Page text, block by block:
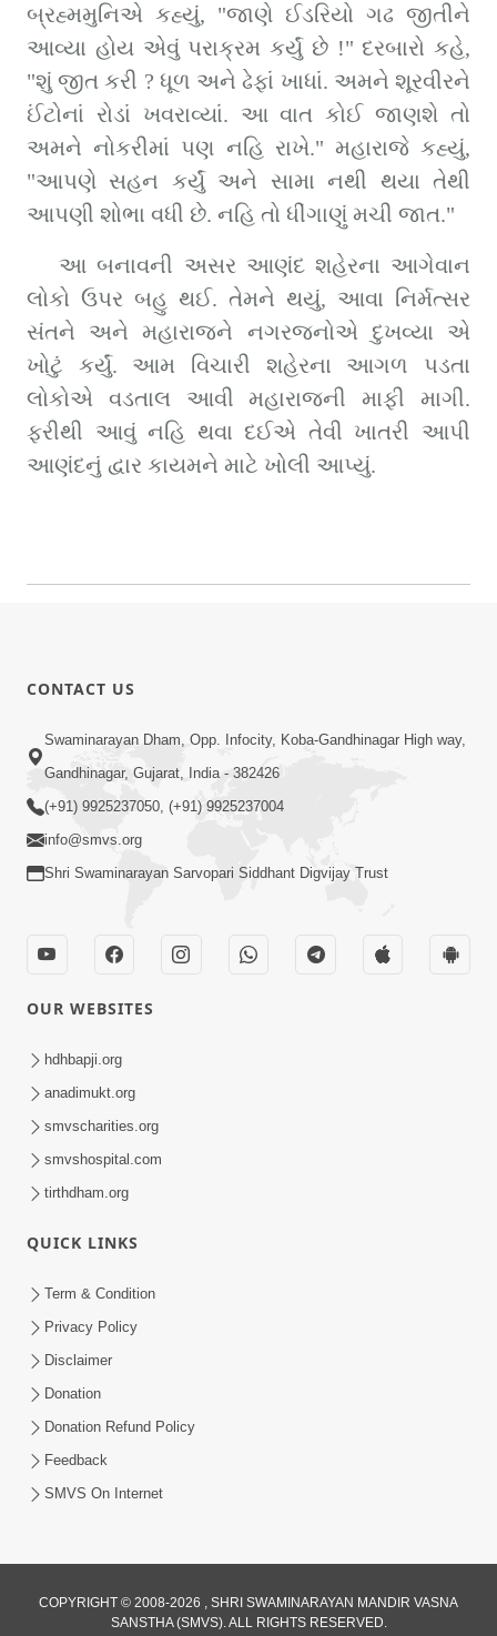
બ્રહ્મમુનિએ કહ્યું, "જાણે ઈડરિયો ગઢ જીતીને
આવ્યા હોય એવું પરાક્રમ કર્યું છે !" દરબારો કહે,
"શું જીત કરી ? ધૂળ અને ઢેફાં ખાધાં. અમને શૂરવીરને
ઈંટોનાં રોડાં ખવરાવ્યાં. આ વાત કોઈ જાણશે તો
અમને નોકરીમાં પણ નહિ રાખે." મહારાજે કહ્યું,
"આપણે સહન કર્યું અને સામા નથી થયા તેથી
આપણી શોભા વધી છે. નહિ તો ધીંગાણું મચી જાત."
આ બનાવની અસર આણંદ શહેરના આગેવાન
લોકો ઉપર બહુ થઈ. તેમને થયું, આવા નિર્મત્સર
સંતને અને મહારાજને નગરજનોએ દુખવ્યા એ
ખોટું કર્યું. આમ વિચારી શહેરના આગળ પડતા
લોકોએ વડતાલ આવી મહારાજની માફી માગી.
ફરીથી આવું નહિ થવા દઈએ તેવી ખાતરી આપી
આણંદનું દ્વાર કાયમને માટે ખોલી આપ્યું.
CONTACT US
Swaminarayan Dham, Opp. Infocity, Koba-Gandhinagar High way,
Gandhinagar, Gujarat, India - 382426
(+91) 9925237050, (+91) 9925237004
info@smvs.org
Shri Swaminarayan Sarvopari Siddhant Digvijay Trust
OUR WEBSITES
hdhbapji.org
anadimukt.org
smvscharities.org
smvshospital.com
tirthdham.org
QUICK LINKS
Term & Condition
Privacy Policy
Disclaimer
Donation
Donation Refund Policy
Feedback
SMVS On Internet
COPYRIGHT © 2008-2026 , SHRI SWAMINARAYAN MANDIR VASNA
SANSTHA (SMVS). ALL RIGHTS RESERVED.